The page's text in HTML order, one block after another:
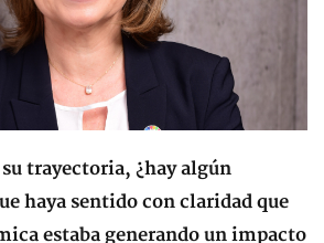
trayectoria, ¿hay algún
haya sentido con claridad que
estaba generando un impacto